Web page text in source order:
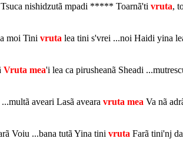
Tsuca nishidzutã mpadi ***** Toarnã'ti vruta,
moi Tini vruta lea tini s'vrei ...noi Haidi yina
Vruta mea'i lea ca pirusheanã Sheadi
aveari Lasã aveara vruta mea Va nã
Voiu ...bana tutã Yina tini vruta Farã tini'nj